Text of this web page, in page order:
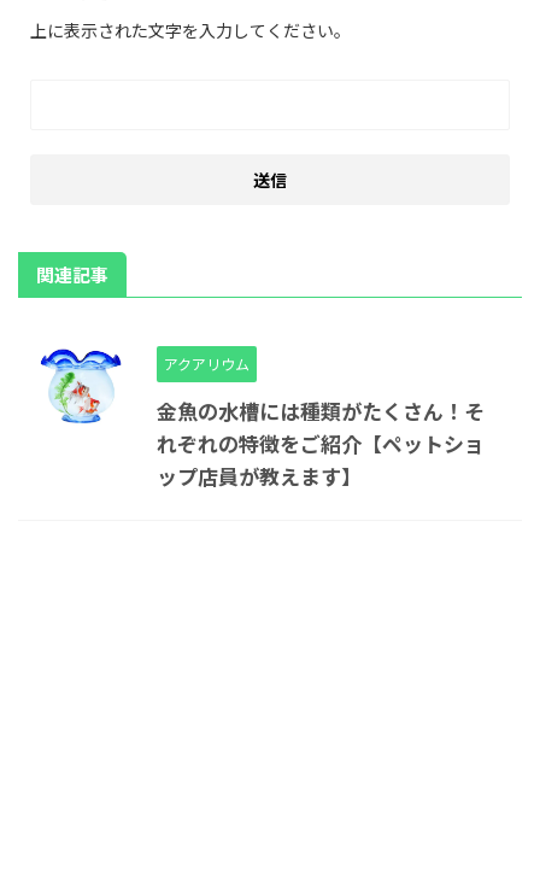
上に表示された文字を入力してください。
関連記事
アクアリウム
金魚の水槽には種類がたくさん！そ
れぞれの特徴をご紹介【ペットショ
ップ店員が教えます】